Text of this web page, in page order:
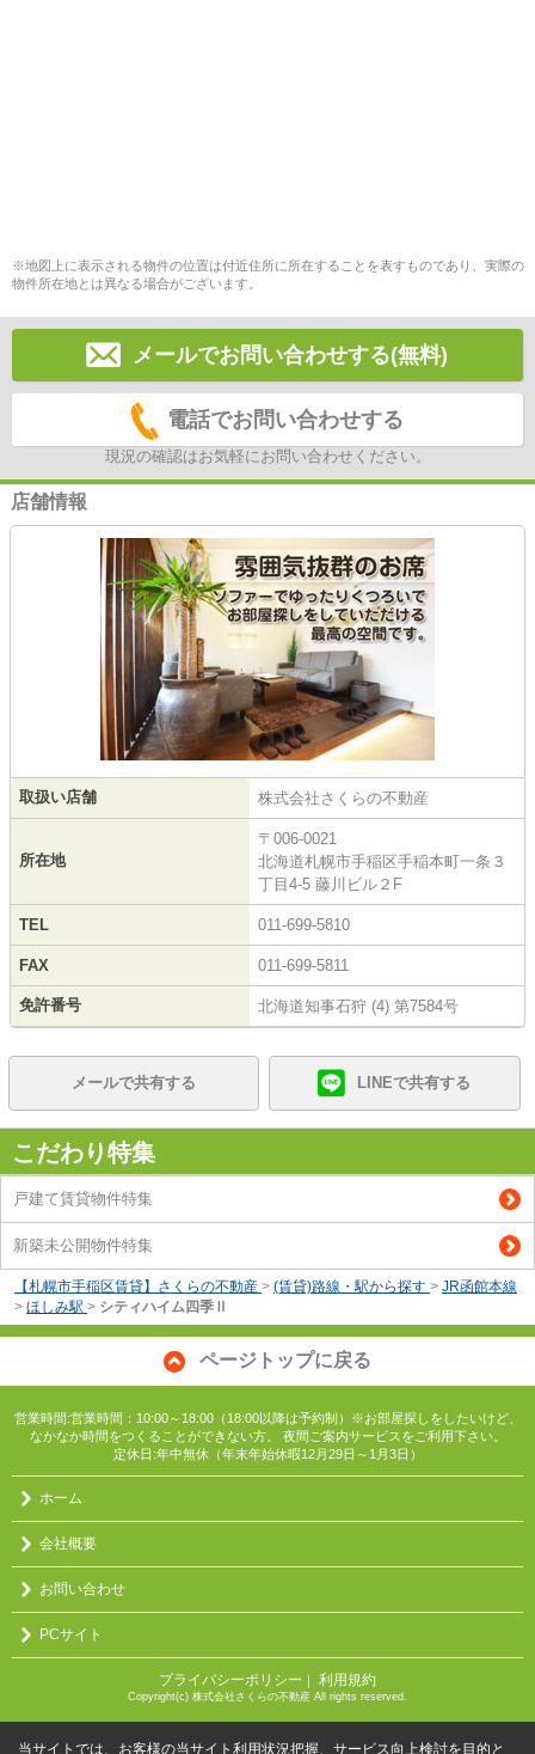
※地図上に表示される物件の位置は付近住所に所在することを表すものであり、実際の
物件所在地とは異なる場合がございます。
メールでお問い合わせする(無料)
電話でお問い合わせする
現況の確認はお気軽にお問い合わせください。
店舗情報
取扱い店舗 株式会社さくらの不動産
所在地
〒006-0021
北海道札幌市手稲区手稲本町一条３
丁目4-5 藤川ビル２F
TEL 011-699-5810
FAX 011-699-5811
免許番号 北海道知事石狩 (4) 第7584号
メールで共有する LINEで共有する
こだわり特集
戸建て賃貸物件特集
新築未公開物件特集
【札幌市手稲区賃貸】さくらの不動産 > (賃貸)路線・駅から探す > JR函館本線
> ほしみ駅 > シティハイム四季Ⅱ
ページトップに戻る
営業時間:営業時間：10:00～18:00（18:00以降は予約制）※お部屋探しをしたいけど、
なかなか時間をつくることができない方。 夜間ご案内サービスをご利用下さい。
定休日:年中無休（年末年始休暇12月29日～1月3日）
ホーム
会社概要
お問い合わせ
PCサイト
プライバシーポリシー ｜ 利用規約
Copyright(c) 株式会社さくらの不動産 All rights reserved.
当サイトでは、お客様の当サイト利用状況把握、サービス向上検討を目的と